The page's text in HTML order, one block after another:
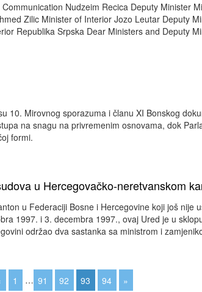
Nudzeim Recica Deputy Minister
Zilic Minister of Interior Jozo Leutar Deputy
Republika Srpska Dear Ministers and Deputy
10. Mirovnog sporazuma i članu XI Bonskog
na snagu na privremenim osnovama, dok
formi.
u Hercegovačko-neretvanskom
u Federaciji Bosne i Hercegovine koji još nije
1997. i 3. decembra 1997., ovaj Ured je u
održao dva sastanka sa ministrom i
1 … 91 92 93 94 »